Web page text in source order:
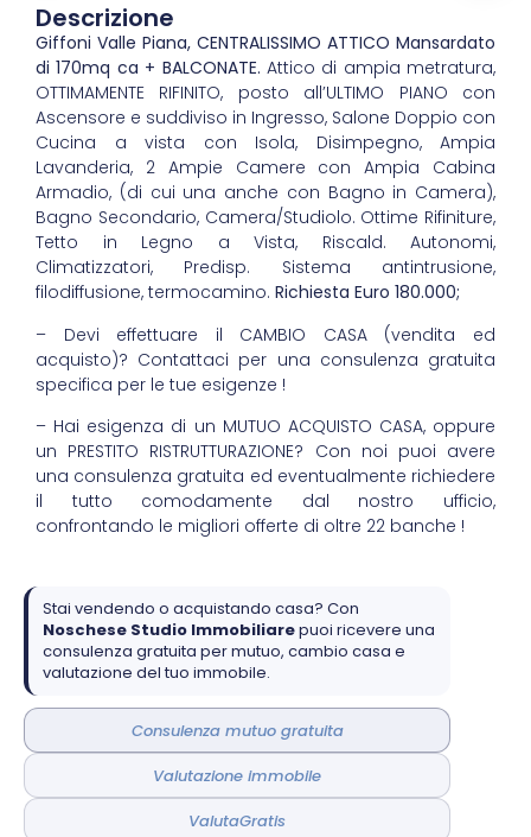
Descrizione
Giffoni Valle Piana, CENTRALISSIMO ATTICO Mansardato
di 170mq ca + BALCONATE. Attico di ampia metratura,
OTTIMAMENTE RIFINITO, posto all’ULTIMO PIANO con
Ascensore e suddiviso in Ingresso, Salone Doppio con
Cucina a vista con Isola, Disimpegno, Ampia
Lavanderia, 2 Ampie Camere con Ampia Cabina
Armadio, (di cui una anche con Bagno in Camera),
Bagno Secondario, Camera/Studiolo. Ottime Rifiniture,
Tetto in Legno a Vista, Riscald. Autonomi,
Climatizzatori, Predisp. Sistema antintrusione,
filodiffusione, termocamino. Richiesta Euro 180.000;
– Devi effettuare il CAMBIO CASA (vendita ed
acquisto)? Contattaci per una consulenza gratuita
specifica per le tue esigenze !
– Hai esigenza di un MUTUO ACQUISTO CASA, oppure
un PRESTITO RISTRUTTURAZIONE? Con noi puoi avere
una consulenza gratuita ed eventualmente richiedere
il tutto comodamente dal nostro ufficio,
confrontando le migliori offerte di oltre 22 banche !
Stai vendendo o acquistando casa? Con
Noschese Studio Immobiliarepuoi ricevere una
consulenza gratuita per mutuo, cambio casa e
valutazione del tuo immobile.
Consulenza mutuo gratuita
Valutazione immobile
ValutaGratis